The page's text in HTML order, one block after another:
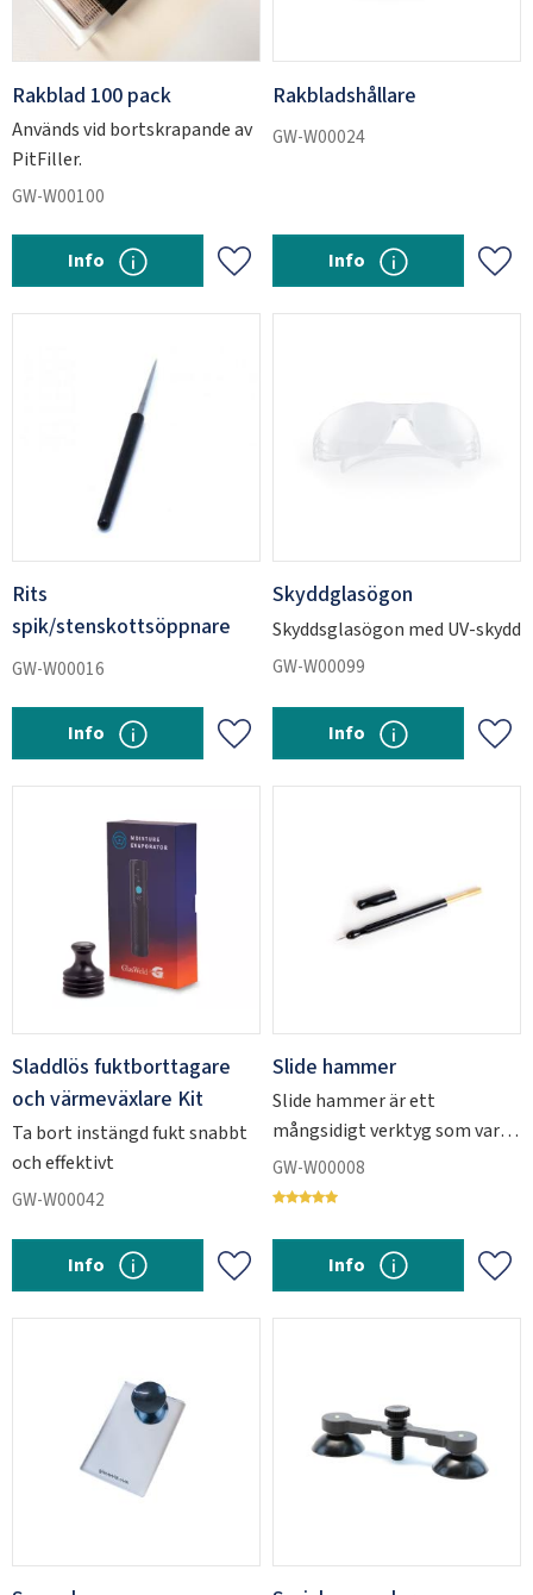
Rakblad 100 pack
Används vid bortskrapande av
PitFiller.
GW-W00100
Lägg till i favoriter
Info
Rakbladshållare
GW-W00024
Info
Rits
spik/stenskottsöppnare
GW-W00016
Lägg till i favoriter
Info
Skyddglasögon
Skyddsglasögon med UV-skydd
GW-W00099
Info
Sladdlös fuktborttagare
och värmeväxlare Kit
Ta bort instängd fukt snabbt
och effektivt
GW-W00042
Lägg till i favoriter
Info
Slide hammer
Slide hammer är ett
mångsidigt verktyg som varje
vindrutereparationstekniker
borde ha i sin väska.
GW-W00008
Info